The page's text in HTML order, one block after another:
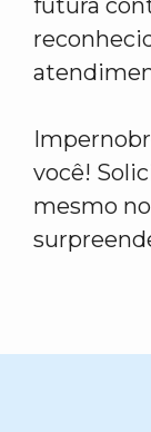
futura
você!
mesmo